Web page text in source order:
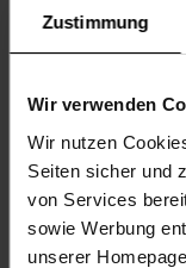
Zustimmung
Wir verwenden
Wir nutzen
Seiten sicher und
von Services
sowie Werbung
unserer
aktiveres Leben
Tage durch! In
von einer
profitieren. So
ständig nach dem
bitte, dass die